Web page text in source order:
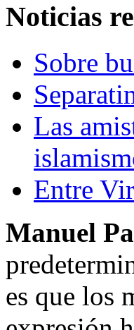
Noticias
Sobre
Las
Entre
Manuel
es que los